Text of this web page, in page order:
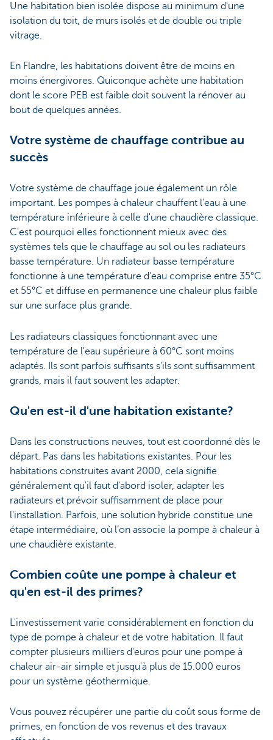
Une habitation bien isolée dispose au minimum d'une
isolation du toit, de murs isolés et de double ou triple
vitrage.
En Flandre, les habitations doivent être de moins en
moins énergivores. Quiconque achète une habitation
dont le score PEB est faible doit souvent la rénover au
bout de quelques années.
Votre système de chauffage contribue au
succès
Votre système de chauffage joue également un rôle
important. Les pompes à chaleur chauffent l'eau à une
température inférieure à celle d'une chaudière classique.
C'est pourquoi elles fonctionnent mieux avec des
systèmes tels que le chauffage au sol ou les radiateurs
basse température. Un radiateur basse température
fonctionne à une température d'eau comprise entre 35°C
et 55°C et diffuse en permanence une chaleur plus faible
sur une surface plus grande.
Les radiateurs classiques fonctionnant avec une
température de l'eau supérieure à 60°C sont moins
adaptés. Ils sont parfois suffisants s’ils sont suffisamment
grands, mais il faut souvent les adapter.
Qu'en est-il d'une habitation existante?
Dans les constructions neuves, tout est coordonné dès le
départ. Pas dans les habitations existantes. Pour les
habitations construites avant 2000, cela signifie
généralement qu'il faut d'abord isoler, adapter les
radiateurs et prévoir suffisamment de place pour
l'installation. Parfois, une solution hybride constitue une
étape intermédiaire, où l’on associe la pompe à chaleur à
une chaudière existante.
Combien coûte une pompe à chaleur et
qu'en est-il des primes?
L'investissement varie considérablement en fonction du
type de pompe à chaleur et de votre habitation. Il faut
compter plusieurs milliers d'euros pour une pompe à
chaleur air-air simple et jusqu'à plus de 15.000 euros
pour un système géothermique.
Vous pouvez récupérer une partie du coût sous forme de
primes, en fonction de vos revenus et des travaux